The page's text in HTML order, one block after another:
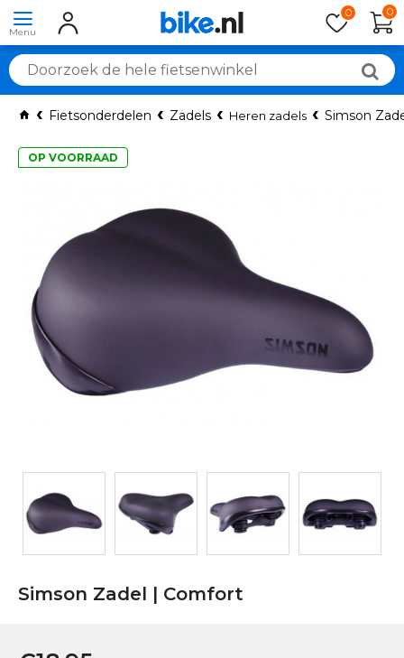
0 0
Fietsonderdelen Zadels Heren zadels Simson
OP VOORRAAD
Simson Zadel | Comfort